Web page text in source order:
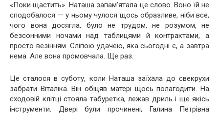
«Поки щастить». Наташа запам’ятала це слово. Воно їй не
сподобалося — у ньому чулося щось образливе, ніби все,
чого вона досягла, було не трудом, не розумом, не
безсонними ночами над таблицями й контрактами, а
просто везінням. Сліпою удачею, яка сьогодні є, а завтра
нема. Але вона промовчала. Ще раз.
Це сталося в суботу, коли Наташа заїхала до свекрухи
забрати Віталіка. Він обіцяв матері щось полагодити. На
сходовій клітці стояла табуретка, лежав дриль і ще якісь
інструменти. Двері були прочинені, Галина Петрівна